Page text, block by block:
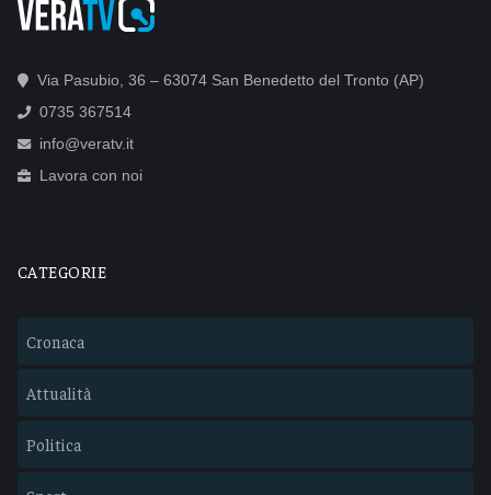
Via Pasubio, 36 – 63074 San Benedetto del Tronto (AP)
0735 367514
info@veratv.it
Lavora con noi
CATEGORIE
Cronaca
Attualità
Politica